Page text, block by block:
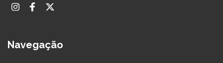
Navegação